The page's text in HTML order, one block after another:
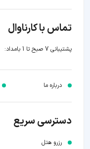
تماس با کارناوال
پشتیبانی 7 صبح تا 1 بامداد:
درباره ما
دسترسی سریع
رزرو هتل